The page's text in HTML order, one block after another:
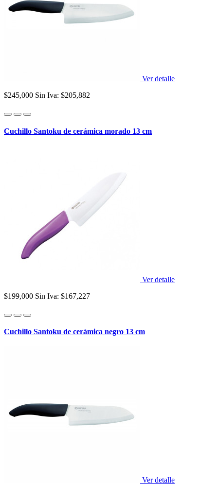
Ver detalle
$245,000 Sin Iva: $205,882
Cuchillo Santoku de cerámica morado 13 cm
Ver detalle
$199,000 Sin Iva: $167,227
Cuchillo Santoku de cerámica negro 13 cm
Ver detalle